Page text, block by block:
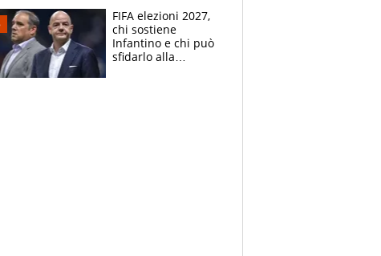
contrattacco
FIFA elezioni 2027,
chi sostiene
Infantino e chi può
sfidarlo alla